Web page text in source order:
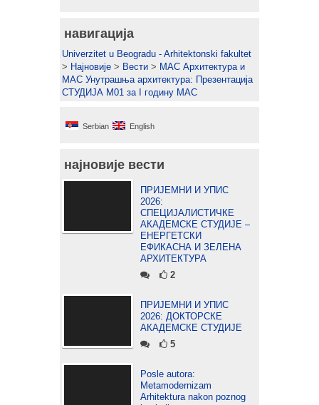
навигација
Univerzitet u Beogradu - Arhitektonski fakultet
> Најновије > Вести > МАС Архитектура и
МАС Унутрашња архитектура: Презентација
СТУДИЈА М01 за I годину МАС
Serbian English
најновије вести
ПРИЈЕМНИ И УПИС
2026:
СПЕЦИЈАЛИСТИЧКЕ
АКАДЕМСКЕ СТУДИЈЕ –
ЕНЕРГЕТСКИ
ЕФИКАСНА И ЗЕЛЕНА
АРХИТЕКТУРА
2
ПРИЈЕМНИ И УПИС
2026: ДОКТОРСКЕ
АКАДЕМСКЕ СТУДИЈЕ
5
Posle autora:
Metamodernizam
Arhitektura nakon poznog